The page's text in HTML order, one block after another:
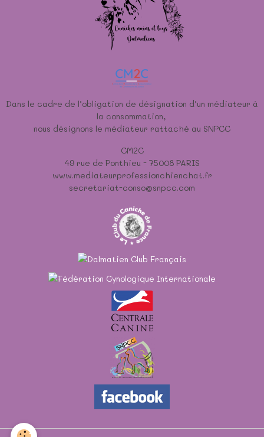
Dans le cadre de l’obligation de désignation d’un médiateur à
la consommation,
nous désignons le médiateur rattaché au SNPCC
CM2C
49 rue de Ponthieu - 75008 PARIS
www.mediateurprofessionchienchat.fr
secretariat-conso@snpcc.com